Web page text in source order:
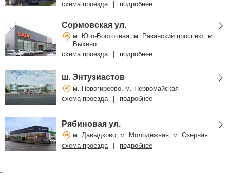
схема проезда подробнее
Сормовская ул.
м. Юго-Восточная, м. Рязанский проспект, м.
Выхино
схема проезда
подробнее
ш. Энтузиастов
м. Новогиреево, м. Первомайская
схема проезда
подробнее
Рябиновая ул.
м. Давыдково, м. Молодёжная, м. Озёрная
схема проезда
подробнее
˘